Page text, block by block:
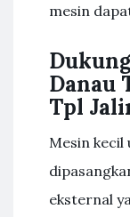
mesin
Danau
Tpl
Mesin kecil
eksternal